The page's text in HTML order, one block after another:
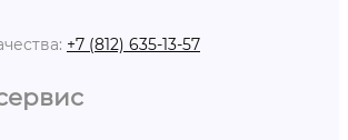
+7 (812) 635-13-57